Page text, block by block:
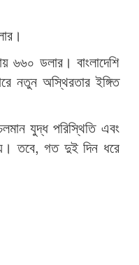
৬৬০ ডলার। বাংলাদেশি
নতুন অস্থিরতার ইঙ্গিত
যুদ্ধ পরিস্থিতি এবং
তবে, গত দুই দিন ধরে